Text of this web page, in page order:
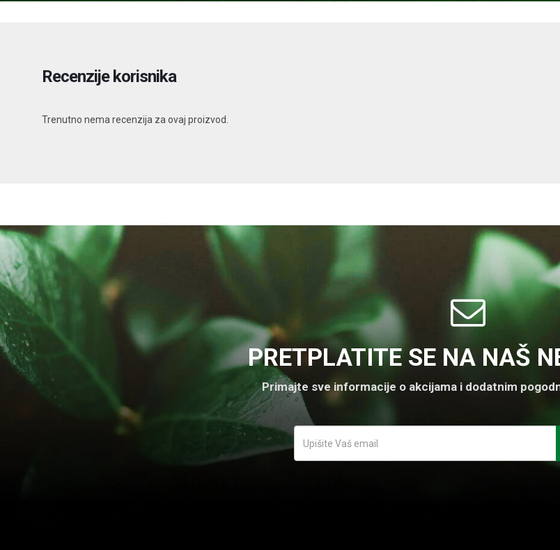
Recenzije korisnika
Trenutno nema recenzija za ovaj proizvod.
PRETPLATITE SE NA NAŠ
Primajte sve informacije o akcijama i dodatnim